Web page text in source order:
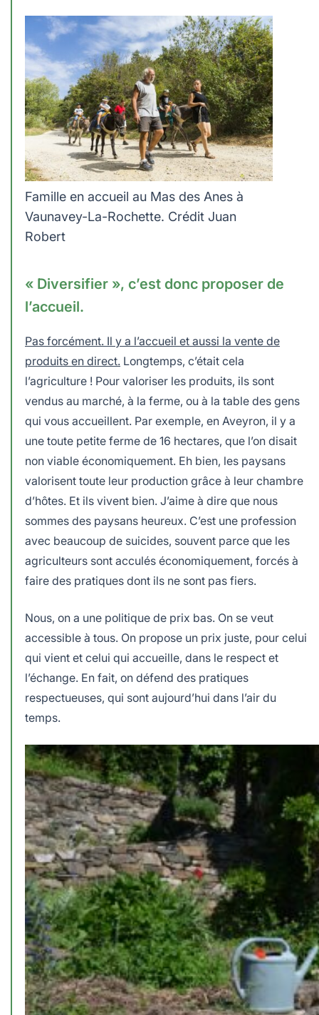
Famille en accueil au Mas des Anes à
Vaunavey-La-Rochette. Crédit Juan
Robert
« Diversifier », c’est donc proposer de
l’accueil.
Pas forcément. Il y a l’accueil et aussi la vente de
produits en direct. Longtemps, c’était cela
l’agriculture ! Pour valoriser les produits, ils sont
vendus au marché, à la ferme, ou à la table des gens
qui vous accueillent. Par exemple, en Aveyron, il y a
une toute petite ferme de 16 hectares, que l’on disait
non viable économiquement. Eh bien, les paysans
valorisent toute leur production grâce à leur chambre
d’hôtes. Et ils vivent bien. J’aime à dire que nous
sommes des paysans heureux. C’est une profession
avec beaucoup de suicides, souvent parce que les
agriculteurs sont acculés économiquement, forcés à
faire des pratiques dont ils ne sont pas fiers.
Nous, on a une politique de prix bas. On se veut
accessible à tous. On propose un prix juste, pour celui
qui vient et celui qui accueille, dans le respect et
l’échange. En fait, on défend des pratiques
respectueuses, qui sont aujourd’hui dans l’air du
temps.